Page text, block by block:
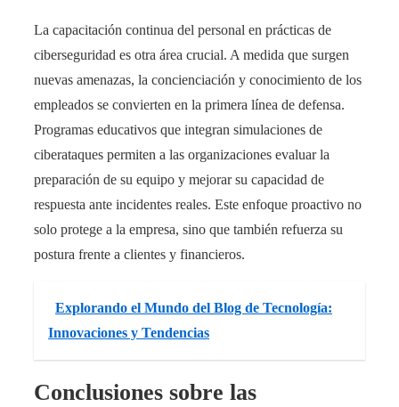
La capacitación continua del personal en prácticas de
ciberseguridad es otra área crucial. A medida que surgen
nuevas amenazas, la concienciación y conocimiento de los
empleados se convierten en la primera línea de defensa.
Programas educativos que integran simulaciones de
ciberataques permiten a las organizaciones evaluar la
preparación de su equipo y mejorar su capacidad de
respuesta ante incidentes reales. Este enfoque proactivo no
solo protege a la empresa, sino que también refuerza su
postura frente a clientes y financieros.
Explorando el Mundo del Blog de Tecnología:
Innovaciones y Tendencias
Conclusiones sobre las